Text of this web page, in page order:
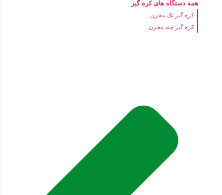
همه دستگاه های کره گیر
کره گیر تک مخزن
کره گیر چند مخزن